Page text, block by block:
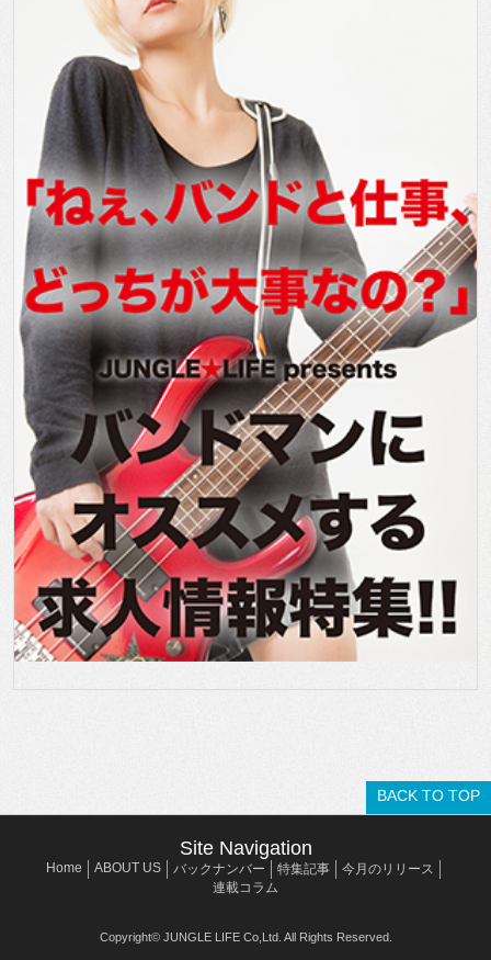
BACK TO TOP
Site Navigation
Home ABOUT US バックナンバー 特集記事
今月のリリース
連載コラム
Copyright© JUNGLE LIFE Co,Ltd. All Rights Reserved.